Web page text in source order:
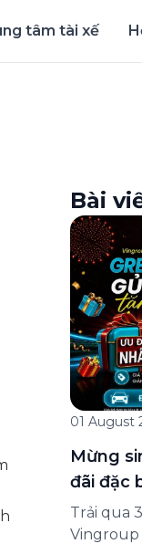
tâm tài xế
Bài
01 August
Mừng
đãi đặc
Trải qua